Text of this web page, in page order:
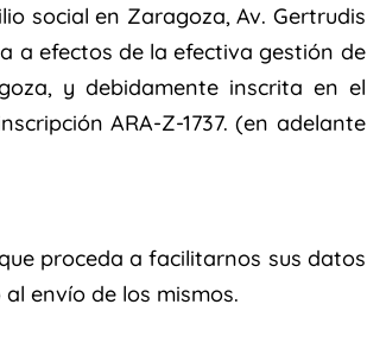
social en Zaragoza, Av. Gertrudis
a efectos de la efectiva gestión de
y debidamente inscrita en el
ARA-Z-1737. (en adelante
proceda a facilitarnos sus datos
envío de los mismos.